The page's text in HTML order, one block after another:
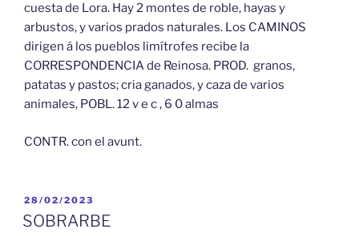
cuesta de Lora. Hay 2 montes de roble, hayas y
arbustos, y varios prados naturales. Los CAMINOS
dirigen á los pueblos limítrofes recibe la
CORRESPONDENCIA de Reinosa. PROD. granos,
patatas y pastos; cria ganados, y caza de varios
animales, POBL. 12 v e c , 6 0 almas
CONTR. con el avunt.
PUBLICADO
EL
28/02/2023
SOBRARBE